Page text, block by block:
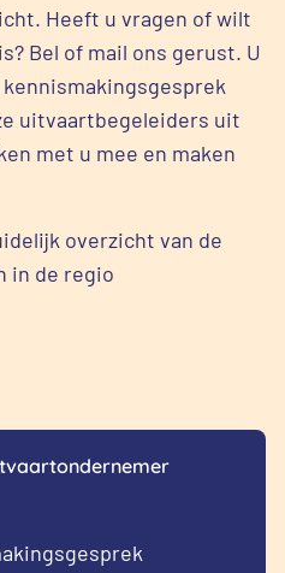
Heeft u vragen of wilt
Bel of mail ons gerust. U
uitvaartbegeleiders uit
met u mee en maken
overzicht van de
in de regio